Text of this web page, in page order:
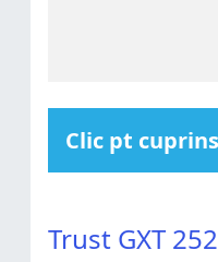
Clic pt cuprins
Verdict
Pro și contra
Trust GXT